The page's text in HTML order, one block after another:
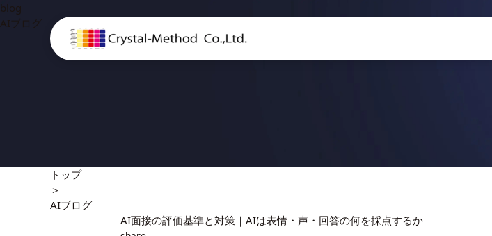
blog
AIブログ
トップ
＞
AIブログ
AI面接の評価基準と対策｜AIは表情・声・回答の何を採点するか